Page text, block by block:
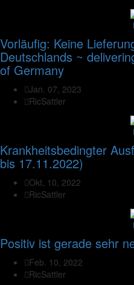
Vorläufig: Keine
Deutschlands ~
of Germany
Jan. 07, 2023
RicSattler
Krankheitsbedingter
bis 17.11.2022)
Okt. 10, 2022
RicSattler
Positiv ist gerade sehr
Feb. 10, 2022
RicSattler